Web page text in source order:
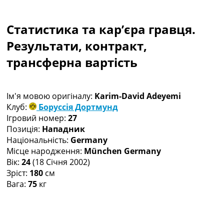
Чемпіонат Світу
Україна. Прем’єр-Ліга
Україна. Перша Ліга
Ліга Чемпіонів
Ще Турніри >>>
Таблиці
Чемпіонат Світу. Турнирні таблиці
Таблиця УПЛ
Перша Ліга
Таблиця АПЛ
Таблиця Ла Ліги
Таблиця Ліги Чемпіонів
Всі таблиці >>>
Статистика та кар’єра гравця.
Результати, контракт,
трансферна вартість
Ім'я мовою оригіналу: Karim-David Adeyemi
Клуб:
Боруссія Дортмунд
Ігровий номер: 27
Позиція: Нападник
Національність: Germany
Місце народження: München Germany
Вік: 24(18 Січня 2002)
Зріст: 180 см
Вага: 75 кг